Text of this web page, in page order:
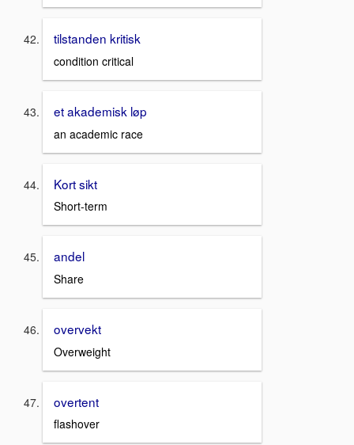
tilstanden kritisk
condition critical
et akademisk løp
an academic race
Kort sikt
Short-term
andel
Share
overvekt
Overweight
overtent
flashover